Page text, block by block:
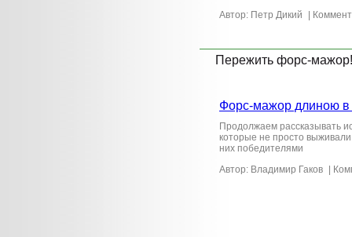
Автор: Петр Дикий
|
Пережить форс-мажор!
Форс-мажор длиною в
Продолжаем рассказывать
которые не просто
них победителями
Автор: Владимир Гаков |